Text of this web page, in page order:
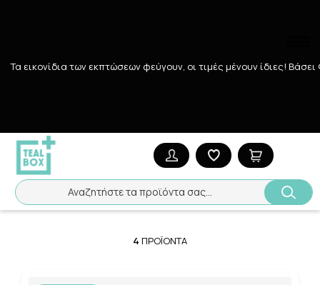
Τα εικονίδια των εκπτώσεων φεύγουν, οι τιμές μένουν ίδιες!
Αναζητήστε τα προϊόντα σας...
GILLETE
Ταξινόμηση Προβολή
4 ΠΡΟΪΌΝΤΑ